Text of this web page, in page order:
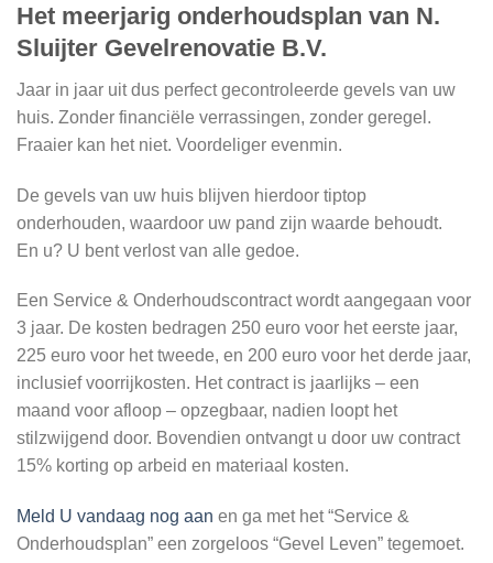
Het meerjarig onderhoudsplan van N.
Sluijter Gevelrenovatie B.V.
Jaar in jaar uit dus perfect gecontroleerde gevels van uw
huis. Zonder financiële verrassingen, zonder geregel.
Fraaier kan het niet. Voordeliger evenmin.
De gevels van uw huis blijven hierdoor tiptop
onderhouden, waardoor uw pand zijn waarde behoudt.
En u? U bent verlost van alle gedoe.
Een Service & Onderhoudscontract wordt aangegaan voor
3 jaar. De kosten bedragen 250 euro voor het eerste jaar,
225 euro voor het tweede, en 200 euro voor het derde jaar,
inclusief voorrijkosten. Het contract is jaarlijks – een
maand voor afloop – opzegbaar, nadien loopt het
stilzwijgend door. Bovendien ontvangt u door uw contract
15% korting op arbeid en materiaal kosten.
Meld U vandaag nog aan en ga met het “Service &
Onderhoudsplan” een zorgeloos “Gevel Leven” tegemoet.